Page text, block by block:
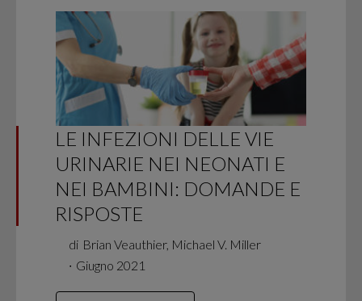
LE INFEZIONI DELLE VIE
URINARIE NEI NEONATI E
NEI BAMBINI: DOMANDE E
RISPOSTE
di Brian Veauthier, Michael V. Miller
∙ Giugno 2021